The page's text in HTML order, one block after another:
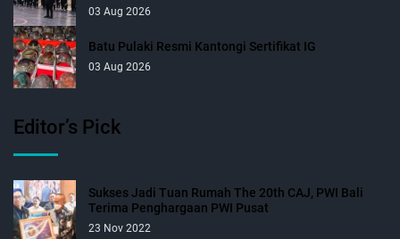
03 Aug 2026
Batu Pulaki Resmi Kantongi Sertifikat IG
03 Aug 2026
Editor’s Pick
Sukses Jadi Tuan Rumah The 20th CAJ, PWI Bali
Terima Penghargaan PWI Pusat
23 Nov 2022